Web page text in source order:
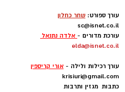
עורך ספורט: שחר כחלון
sc@isnet.co.il
עורכת מדורים - אלדה נתנאל
elda@isnet.co.il
עורך רכילות ולילה - אורי קריספין
krisiuri@gmail.com
כתבות מגזין ותרבות